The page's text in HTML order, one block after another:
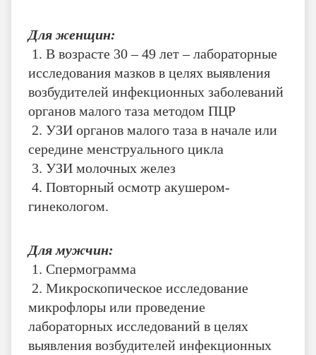
Для женщин:
1. В возрасте 30 – 49 лет – лабораторные
исследования мазков в целях выявления
возбудителей инфекционных заболеваний
органов малого таза методом ПЦР
2. УЗИ органов малого таза в начале или
середине менструального цикла
3. УЗИ молочных желез
4. Повторный осмотр акушером-
гинекологом.
Для мужчин:
1. Спермограмма
2. Микроскопическое исследование
микрофлоры или проведение
лабораторных исследований в целях
выявления возбудителей инфекционных